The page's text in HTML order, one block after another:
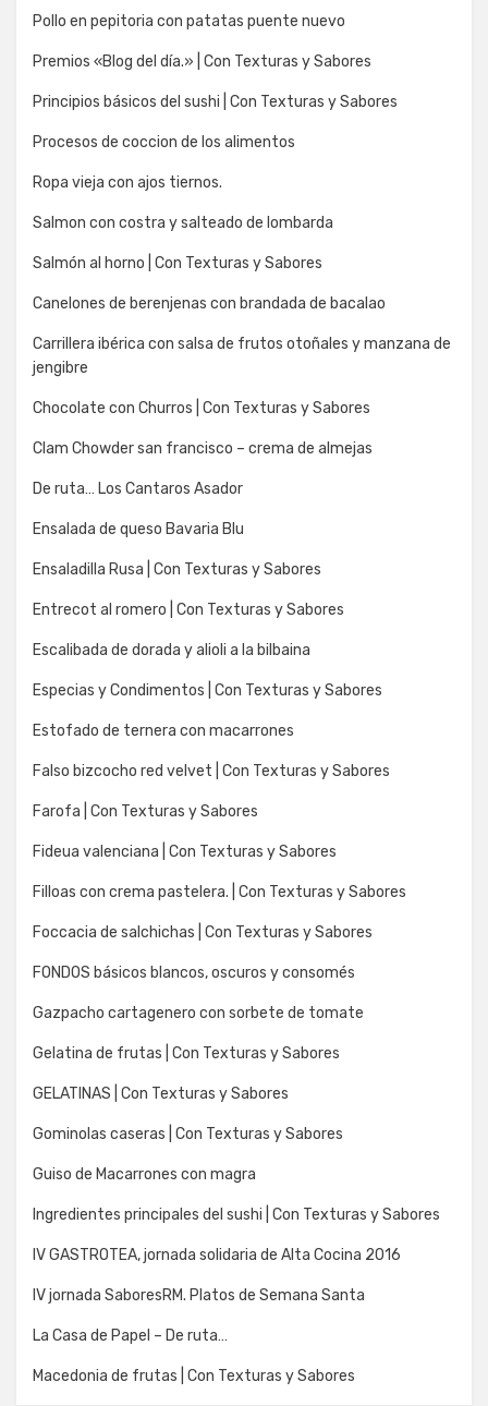
Pollo en pepitoria con patatas puente nuevo
Premios «Blog del día.» | Con Texturas y Sabores
Principios básicos del sushi | Con Texturas y Sabores
Procesos de coccion de los alimentos
Ropa vieja con ajos tiernos.
Salmon con costra y salteado de lombarda
Salmón al horno | Con Texturas y Sabores
Canelones de berenjenas con brandada de bacalao
Carrillera ibérica con salsa de frutos otoñales y manzana de
jengibre
Chocolate con Churros | Con Texturas y Sabores
Clam Chowder san francisco – crema de almejas
De ruta… Los Cantaros Asador
Ensalada de queso Bavaria Blu
Ensaladilla Rusa | Con Texturas y Sabores
Entrecot al romero | Con Texturas y Sabores
Escalibada de dorada y alioli a la bilbaina
Especias y Condimentos | Con Texturas y Sabores
Estofado de ternera con macarrones
Falso bizcocho red velvet | Con Texturas y Sabores
Farofa | Con Texturas y Sabores
Fideua valenciana | Con Texturas y Sabores
Filloas con crema pastelera. | Con Texturas y Sabores
Foccacia de salchichas | Con Texturas y Sabores
FONDOS básicos blancos, oscuros y consomés
Gazpacho cartagenero con sorbete de tomate
Gelatina de frutas | Con Texturas y Sabores
GELATINAS | Con Texturas y Sabores
Gominolas caseras | Con Texturas y Sabores
Guiso de Macarrones con magra
Ingredientes principales del sushi | Con Texturas y Sabores
IV GASTROTEA, jornada solidaria de Alta Cocina 2016
IV jornada SaboresRM. Platos de Semana Santa
La Casa de Papel – De ruta…
Macedonia de frutas | Con Texturas y Sabores